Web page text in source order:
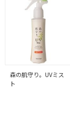
森の肌守り。UVミス
ト